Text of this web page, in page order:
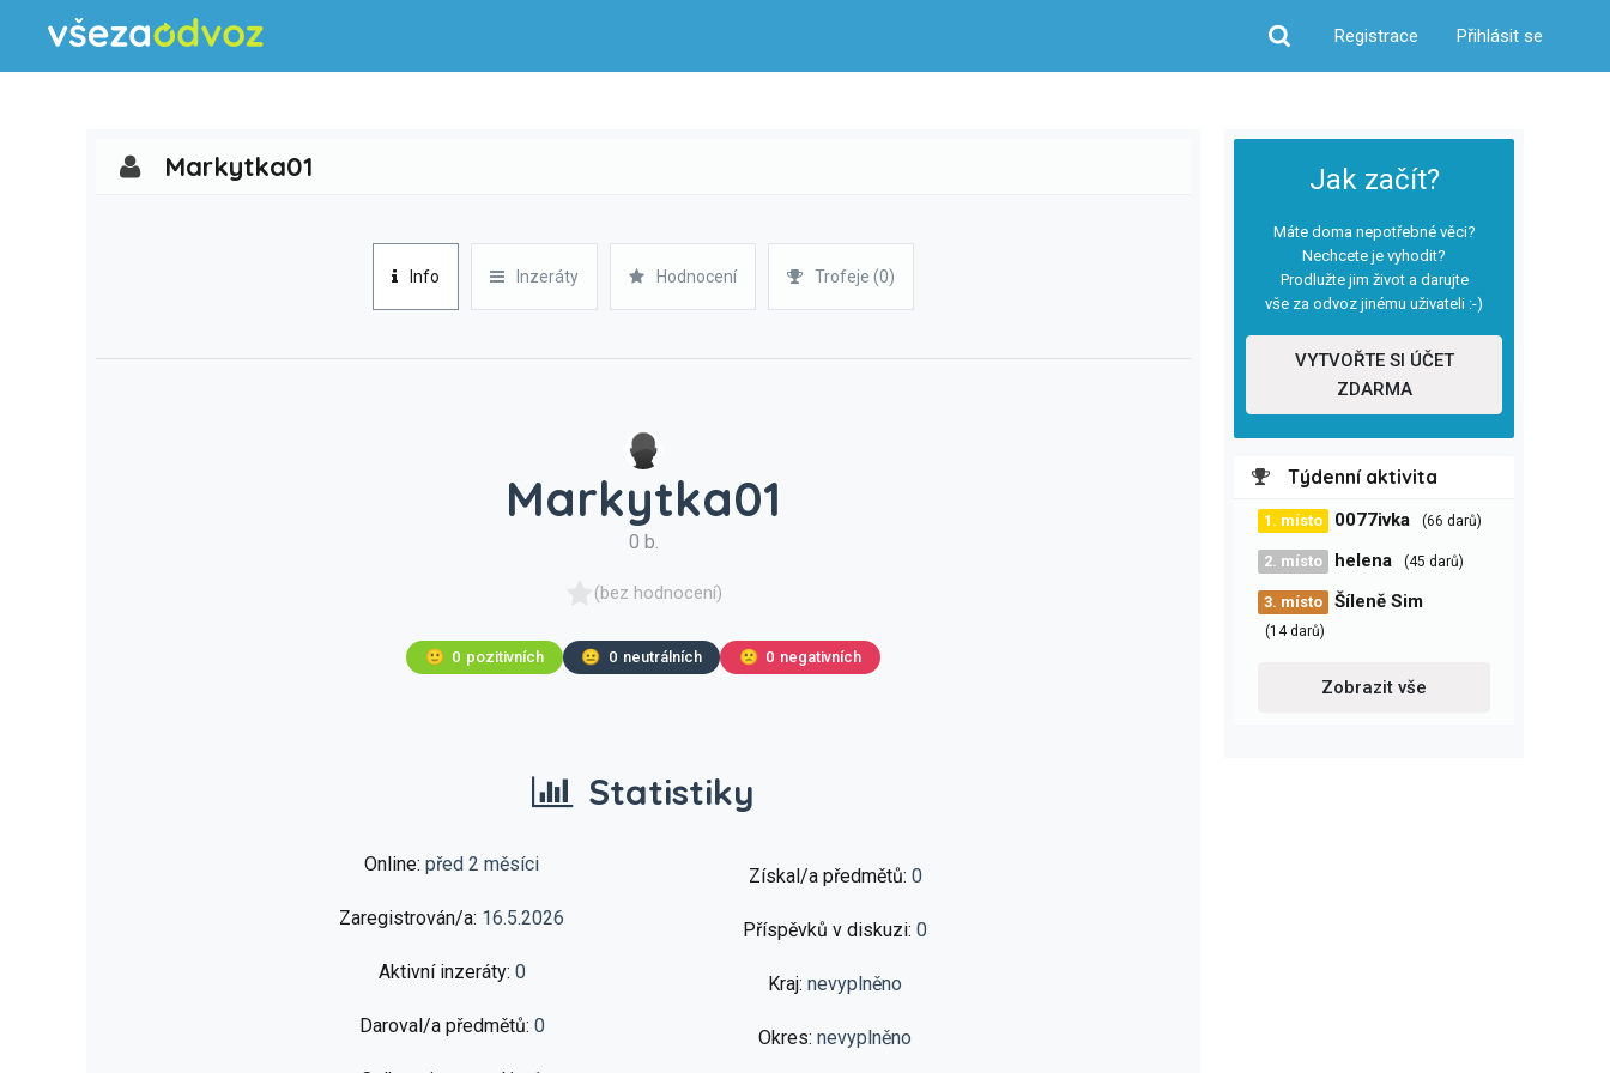
Hledat
Registrace Přihlásit se
Jak začít?
Máte doma nepotřebné věci?
Nechcete je vyhodit?
Prodlužte jim život a darujte
vše za odvoz jinému uživateli :-)
VYTVOŘTE SI ÚČET
ZDARMA
Týdenní aktivita
1. místo 0077ivka (66 darů)
2. místo helena (45 darů)
3. místo Šíleně Sim
(14 darů)
Zobrazit vše
Markytka01
Info Inzeráty Hodnocení Trofeje (0)
Markytka01
0 b.
(bez hodnocení)
🙂 0 pozitivních 😐 0 neutrálních 🙁 0 negativních
Statistiky
Online: před 2 měsíci
Zaregistrován/a: 16.5.2026
Aktivní inzeráty: 0
Daroval/a předmětů: 0
Získal/a předmětů: 0
Příspěvků v diskuzi: 0
Kraj: nevyplněno
Okres: nevyplněno